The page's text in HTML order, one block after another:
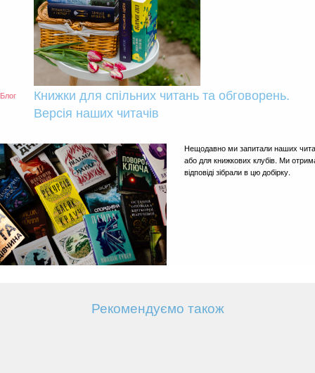
Блог
Книжки для спільних читань та обговорень.
Версія наших читачів
Нещодавно ми запитали наших
або для книжкових клубів. Ми
відповіді зібрали в цю добірку.
Рекомендуємо також